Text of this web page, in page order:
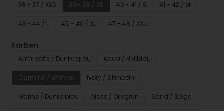
36 - 37 / XXS 38 - 39 / XS 40 - 41 / S 41 - 42 / M
43 - 44 / L 45 - 46 / XL 47 - 48 / XXL
Farben
Anthracite / Dunkelgrau Aqua / Hellblau
Carmine / Weinrot Ivory / Elfenbein
Marine / Dunkelblau Moss / Olivgrün Sand / Beige